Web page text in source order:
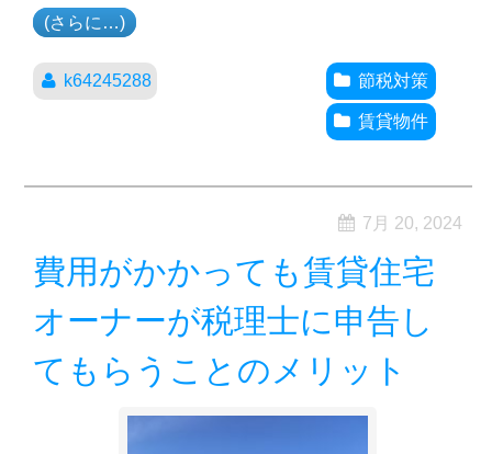
(さらに…)
k64245288 節税対策
賃貸物件
7月 20, 2024
費用がかかっても賃貸住宅
オーナーが税理士に申告し
てもらうことのメリット